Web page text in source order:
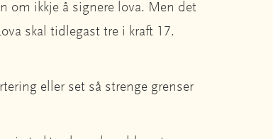
om ikkje å signere lova. Men det
skal tidlegast tre i kraft 17.
eller set så strenge grenser